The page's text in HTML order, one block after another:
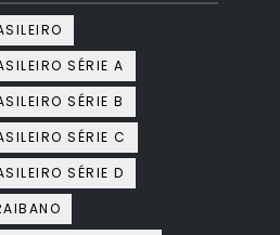
SÉRIE A
SÉRIE B
SÉRIE C
SÉRIE D